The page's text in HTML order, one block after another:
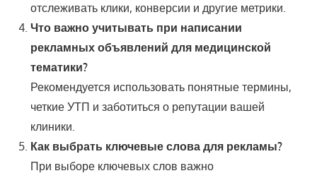
отслеживать клики, конверсии и другие метрики.
Что важно учитывать при написании
рекламных объявлений для медицинской
тематики?
Рекомендуется использовать понятные термины,
четкие УТП и заботиться о репутации вашей
клиники.
Как выбрать ключевые слова для рекламы?
При выборе ключевых слов важно